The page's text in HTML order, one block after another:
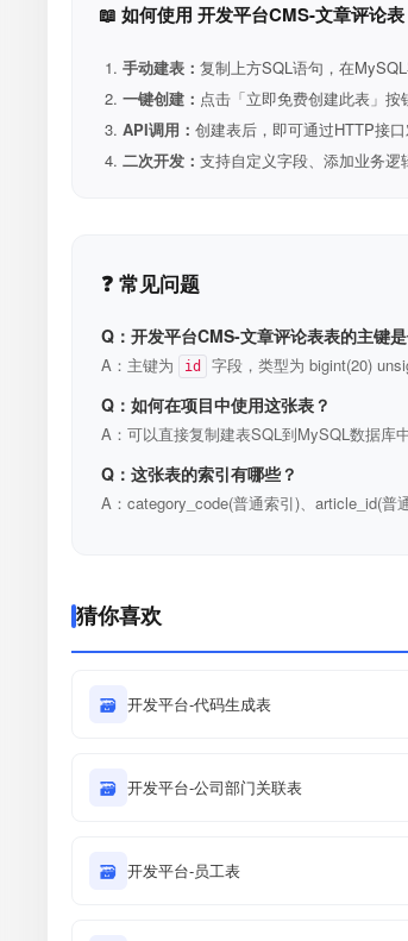
📖 如何使用 开发平台CMS-文章评论
手动建表： 复制上方SQL语句，在
一键创建： 点击「立即免费创建此表」
API调用： 创建表后，即可通过HTTP接
二次开发： 支持自定义字段、添加业务
❓ 常见问题
Q：开发平台CMS-文章评论表表的主键
A：主键为 id 字段，类型为 bigint(20)
Q：如何在项目中使用这张表？
A：可以直接复制建表SQL到MySQL数据库
Q：这张表的索引有哪些？
A：category_code(普通索引)、article_id(普
猜你喜欢
🗃 开发平台-代码生成表
🗃 开发平台-公司部门关联表
🗃 开发平台-员工表